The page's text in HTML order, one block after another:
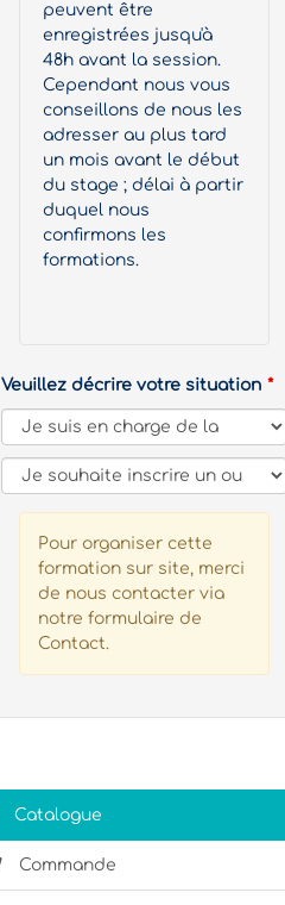
peuvent être
enregistrées jusqu'à
48h avant la session.
Cependant nous vous
conseillons de nous les
adresser au plus tard
un mois avant le début
du stage ; délai à partir
duquel nous
confirmons les
formations.
Veuillez décrire votre situation
Pour organiser cette
formation sur site, merci
de nous contacter via
notre formulaire de
Contact.
Catalogue
Commande